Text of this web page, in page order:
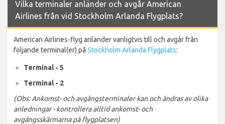
Vilka terminaler anländer och avgår American
Airlines från vid Stockholm Arlanda Flygplats?
American Airlines-flyg anländer vanligtvis till och avgår från
följande terminal(er) på Stockholm Arlanda Flygplats:
Terminal - 5
Terminal - 2
(Obs: Ankomst- och avgångsterminaler kan och ändras av olika
anledningar - kontrollera alltid ankomst- och
avgångsskärmarna på flygplatsen)